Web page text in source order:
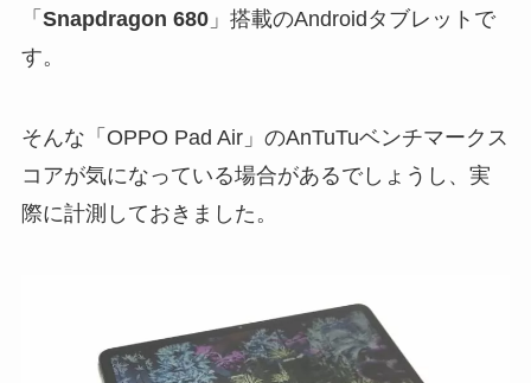
「 Snapdragon 680」搭載のAndroidタブレットで
す。
そんな「OPPO Pad Air」のAnTuTuベンチマークス
コアが気になっている場合があるでしょうし、実
際に計測しておきました。